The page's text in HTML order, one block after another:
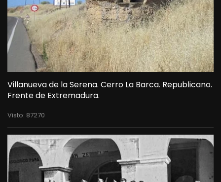
Villanueva de la Serena. Cerro La Barca. Republicano.
Frente de Extremadura.
Visto: 87270